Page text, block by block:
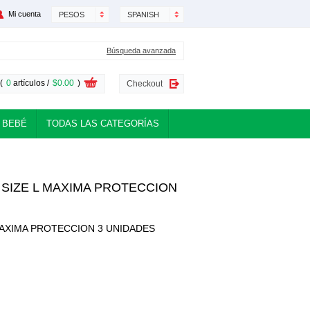
SPANISH
PESOS
Mi cuenta
Búsqueda avanzada
( 0 artículos / $0.00 ) Checkout
BEBÉ TODAS LAS CATEGORÍAS
L MAXIMA PROTECCION
PROTECCION 3 UNIDADES